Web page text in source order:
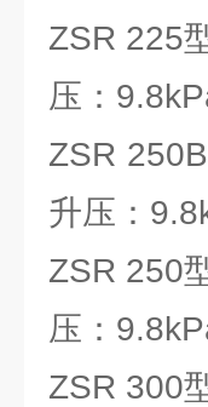
ZSR 225
压：
ZSR
升压：
ZSR 250
压：
ZSR 300